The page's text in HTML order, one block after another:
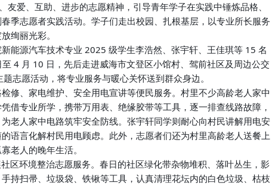
爱、互助、进步的志愿精神，引导青年学子在实践中锤炼品格、
季志愿者实践活动。学子们走出校园、扎根基层，以专业所长服务
绚丽光彩。
能源汽车技术专业 2025 级学生李浩然、张宇轩、王佳琪等 15 名
4 月 10 日，先后走进威海市文登区小馆村、驾前社区及周边公交
志愿活动，将专业服务与暖心关怀送到群众身边。
修、家电维护、安全用电宣讲等便民服务。村里不少高龄老人家中
借专业所学，携带万用表、绝缘胶带等工具，逐一排查线路故障，
老人家中电路筑牢安全防线。张宇轩同学则耐心向村民讲解用电安
语言化解村民用电顾虑。此外，志愿者们还为村里高龄老人送餐上
老人的晚年生活。
区环境整治志愿服务。春日的社区绿化带杂物堆积、落叶丛生，影
持扫帚、垃圾袋、铁锹等工具，认真清理花坛内的白色垃圾、枯枝